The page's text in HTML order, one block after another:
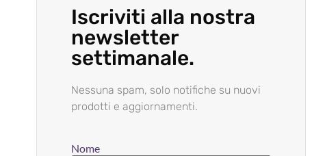
Iscriviti alla nostra
newsletter
settimanale.
Nessuna spam, solo notifiche su nuovi
prodotti e aggiornamenti.
Nome